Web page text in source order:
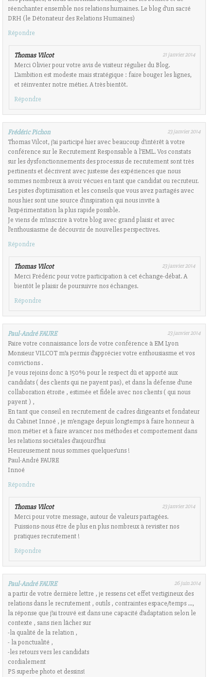
réenchanter ensemble nos relations humaines. Le blog d’un sacré
DRH (le Détonateur des Relations Humaines)
Répondre
Thomas Vilcot 21 janvier 2014
Merci Olivier pour votre avis de visiteur régulier du Blog.
L’ambition est modeste mais stratégique : faire bouger les lignes,
et réinventer notre métier. A très bientôt.
Répondre
Frédéric Pichon 23 janvier 2014
Thomas Vilcot, j’ai participé hier avec beaucoup d’intérêt à votre
conférence sur le Recrutement Responsable à l’EML. Vos constats
sur les dysfonctionnements des processus de recrutement sont très
pertinents et décrivent avec justesse des expériences que nous
sommes nombreux à avoir vécues en tant que candidat ou recruteur.
Les pistes d’optimisation et les conseils que vous avez partagés avec
nous hier sont une source d’inspiration qui nous invite à
l’expérimentation la plus rapide possible.
Je viens de m’inscrire à votre blog avec grand plaisir et avec
l’enthousiasme de découvrir de nouvelles perspectives.
Répondre
Thomas Vilcot 23 janvier 2014
Merci Frédéric pour votre participation à cet échange-débat. A
bientôt le plaisir de poursuivre nos échanges.
Répondre
Paul-André FAURE 23 janvier 2014
Faire votre connaissance lors de votre conférence à EM Lyon
Monsieur VILCOT m’a permis d’apprécier votre enthousiasme et vos
convictions .
Je vous rejoins donc à 150% pour le respect dû et apporté aux
candidats ( des clients qui ne payent pas), et dans la défense d’une
collaboration étroite , estimée et fidèle avec nos clients ( qui nous
payent ) ,
En tant que conseil en recrutement de cadres dirigeants et fondateur
du Cabinet Innoé , je m’engage depuis longtemps à faire honneur à
mon métier et à faire avancer nos méthodes et comportement dans
les relations sociétales d’aujourd’hui
Heureusement nous sommes quelques’uns !
Paul-André FAURE
Innoé
Répondre
Thomas Vilcot 23 janvier 2014
Merci pour votre message, autour de valeurs partagées.
Puissions-nous être de plus en plus nombreux à revisiter nos
pratiques recrutement !
Répondre
Paul-André FAURE 26 juin 2014
a partir de votre dernière lettre , je ressens cet effet vertigineux des
relations dans le recrutement , outils , contraintes espace/temps …,
la réponse que j’ai trouvé est dans une capacité d’adaptation selon le
contexte , sans rien lâcher sur
-la qualité de la relation ,
- la ponctualité ,
-les retours vers les candidats
cordialement
PS superbe photo et dessins!